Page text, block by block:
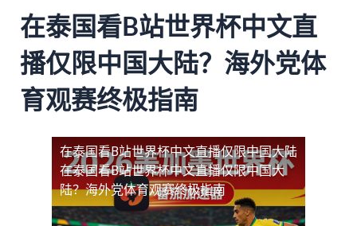
在泰国看B站世界杯中文直
播仅限中国大陆？海外党体
育观赛终极指南
在泰国看B站世界杯中文直播仅限中国大陆
在泰国看B站世界杯中文直播仅限中国大
陆？海外党体育观赛终极指南